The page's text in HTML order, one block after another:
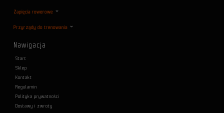
Zapięcia rowerowe
Przyrządy do trenowania
Nawigacja
Start
Sklep
Kontakt
Regulamin
Polityka prywatności
Dostawy i zwroty